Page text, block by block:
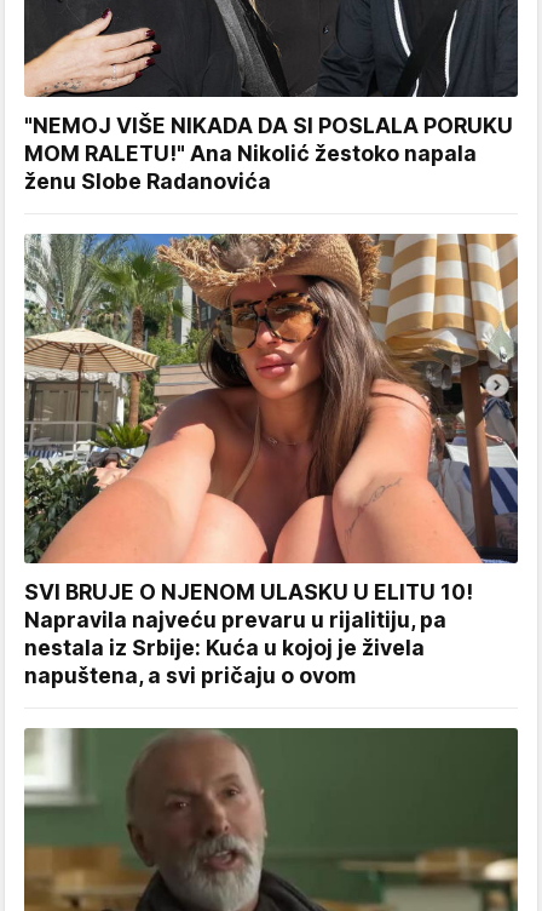
"NEMOJ VIŠE NIKADA DA SI POSLALA PORUKU
MOM RALETU!" Ana Nikolić žestoko napala
ženu Slobe Radanovića
SVI BRUJE O NJENOM ULASKU U ELITU 10!
Napravila najveću prevaru u rijalitiju, pa
nestala iz Srbije: Kuća u kojoj je živela
napuštena, a svi pričaju o ovom